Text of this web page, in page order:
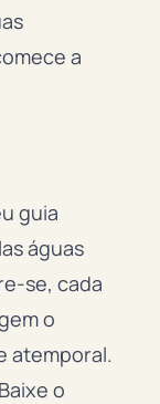
a
guia
águas
se, cada
o
atemporal.
o